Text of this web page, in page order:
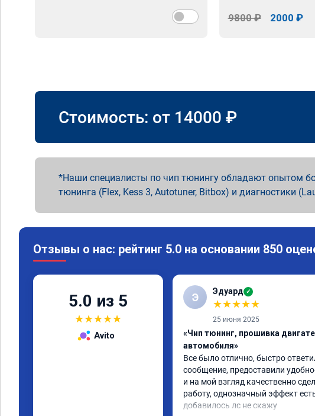
9800 ₽ 2000 ₽
Стоимость: от 14000 ₽
Наши специалисты по чип тюнингу обладают опытом
тюнинга (Flex, Kess 3, Autotuner, Bitbox) и диагностики
Отзывы о нас: рейтинг 5.0 на основании 850
5.0 из 5
★★★★★
Avito
Э Эдуард ✓
★★★★★
25 июня 2025
«Чип тюнинг, прошивка
автомобиля»
Все было отлично, быстро
сообщение, предоставили
и на мой взгляд качественно
работу, однозначный эффект
добавилось лс не скажу